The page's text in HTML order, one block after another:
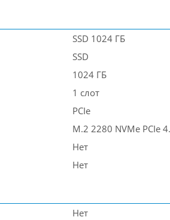
SSD 1024 ГБ
SSD
1024 ГБ
1 слот
PCIe
M.2 2280 NVMe PCIe
Нет
Нет
Нет